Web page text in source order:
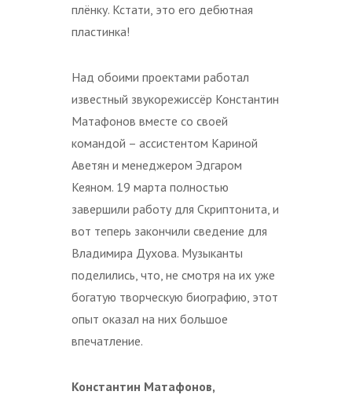
плёнку. Кстати, это его дебютная
пластинка!
Над обоими проектами работал
известный звукорежиссёр Константин
Матафонов вместе со своей
командой – ассистентом Кариной
Аветян и менеджером Эдгаром
Кеяном. 19 марта полностью
завершили работу для Скриптонита, и
вот теперь закончили сведение для
Владимира Духова. Музыканты
поделились, что, не смотря на их уже
богатую творческую биографию, этот
опыт оказал на них большое
впечатление.
Константин Матафонов,